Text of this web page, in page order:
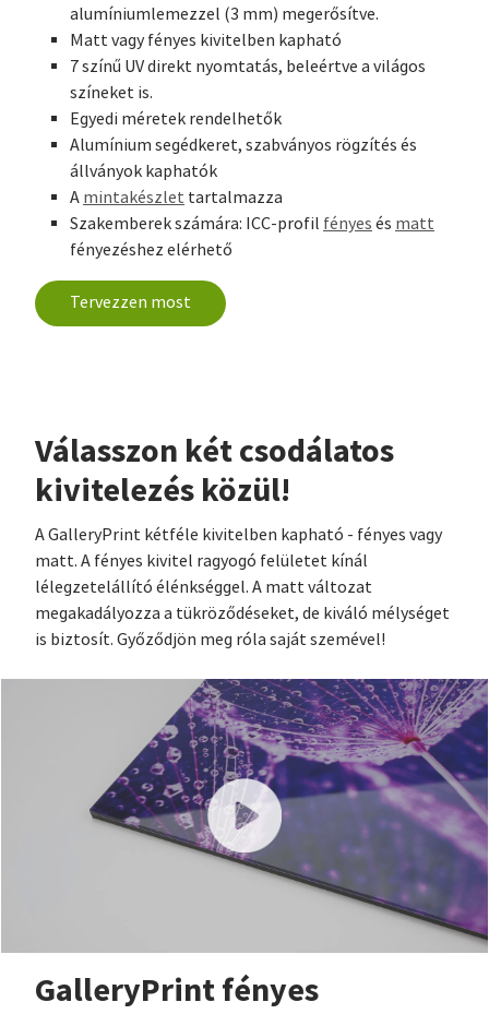
alumíniumlemezzel (3 mm) megerősítve.
Matt vagy fényes kivitelben kapható
7 színű UV direkt nyomtatás, beleértve a világos
színeket is.
Egyedi méretek rendelhetők
Alumínium segédkeret, szabványos rögzítés és
állványok kaphatók
A mintakészlet tartalmazza
Szakemberek számára: ICC-profil fényes és matt
fényezéshez elérhető
Tervezzen most
Válasszon két csodálatos
kivitelezés közül!
A GalleryPrint kétféle kivitelben kapható - fényes vagy
matt. A fényes kivitel ragyogó felületet kínál
lélegzetelállító élénkséggel. A matt változat
megakadályozza a tükröződéseket, de kiváló mélységet
is biztosít. Győződjön meg róla saját szemével!
GalleryPrint fényes